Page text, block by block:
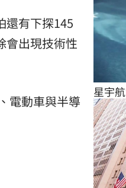
還有下探145
會出現技術性
電動車與半導
星宇